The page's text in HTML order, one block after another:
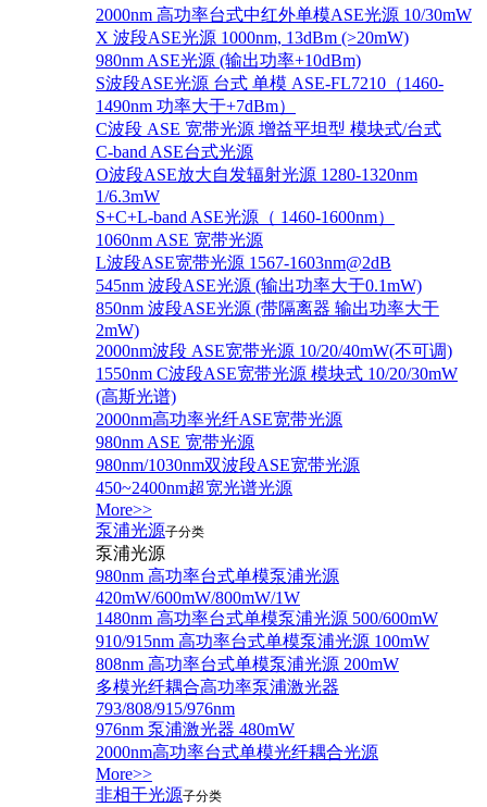
2000nm 高功率台式中红外单模ASE光源 10/30mW
X 波段ASE光源 1000nm, 13dBm (>20mW)
980nm ASE光源 (输出功率+10dBm)
S波段ASE光源 台式 单模 ASE-FL7210（1460-
1490nm 功率大于+7dBm）
C波段 ASE 宽带光源 增益平坦型 模块式/台式
C-band ASE台式光源
O波段ASE放大自发辐射光源 1280-1320nm
1/6.3mW
S+C+L-band ASE光源（ 1460-1600nm）
1060nm ASE 宽带光源
L波段ASE宽带光源 1567-1603nm@2dB
545nm 波段ASE光源 (输出功率大于0.1mW)
850nm 波段ASE光源 (带隔离器 输出功率大于
2mW)
2000nm波段 ASE宽带光源 10/20/40mW(不可调)
1550nm C波段ASE宽带光源 模块式 10/20/30mW
(高斯光谱)
2000nm高功率光纤ASE宽带光源
980nm ASE 宽带光源
980nm/1030nm双波段ASE宽带光源
450~2400nm超宽光谱光源
More>>
泵浦光源子分类
泵浦光源
980nm 高功率台式单模泵浦光源
420mW/600mW/800mW/1W
1480nm 高功率台式单模泵浦光源 500/600mW
910/915nm 高功率台式单模泵浦光源 100mW
808nm 高功率台式单模泵浦光源 200mW
多模光纤耦合高功率泵浦激光器
793/808/915/976nm
976nm 泵浦激光器 480mW
2000nm高功率台式单模光纤耦合光源
More>>
非相干光源子分类